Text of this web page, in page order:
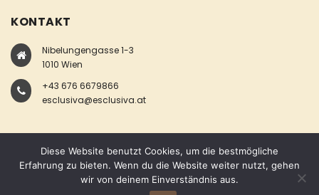
KONTAKT
Nibelungengasse 1-3
1010 Wien
+43 676 6679866
esclusiva@esclusiva.at
COPYRIGHT © ESCLUSIVA
Diese Website benutzt Cookies, um die bestmögliche
Erfahrung zu bieten. Wenn du die Website weiter nutzt, gehen
wir von deinem Einverständnis aus.